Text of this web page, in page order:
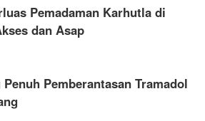
Pemadaman Karhutla di
dan Asap
Pemberantasan Tramadol